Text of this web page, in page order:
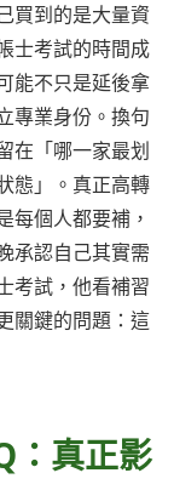
買到的是大量資
士考試的時間成
能不只是延後拿
專業身份。換句
在「哪一家最划
態」。真正高轉
每個人都要補，
承認自己其實需
考試，他看補習
關鍵的問題：這
：真正影